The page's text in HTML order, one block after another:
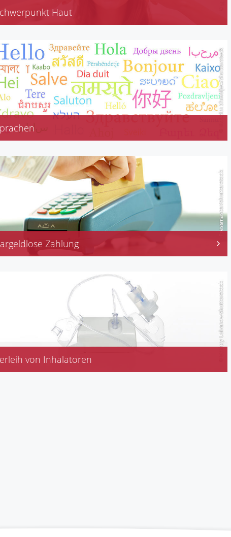
Haut
Frei, Olivenölpflege
Rausch, Stiefel
Vichy, Weleda
Persisch
Türkisch
Russisch
Zahlung
Kreditkarten Visa, Amex, Mastercard
von Inhalatoren